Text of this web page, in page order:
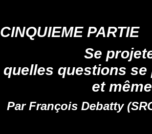
CINQUIEME PARTIE
Se
quelles questions se
et
Par François Debatty